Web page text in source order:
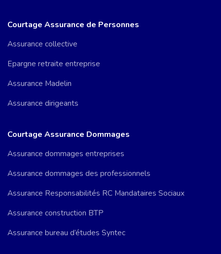
Courtage Assurance de Personnes
Assurance collective
Epargne retraite entreprise
Assurance Madelin
Assurance dirigeants
Courtage Assurance Dommages
Assurance dommages entreprises
Assurance dommages des professionnels
Assurance Responsabilités RC Mandataires Sociaux
Assurance construction BTP
Assurance bureau d’études Syntec